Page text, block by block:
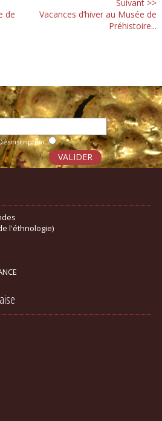
de
Suivant >>
Vacances d’hiver au Musée de
Préhistoire...
l'éthnologie)